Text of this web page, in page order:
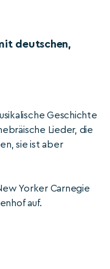
deutschen,
Geschichte
Lieder, die
sie ist aber
Yorker Carnegie
auf.